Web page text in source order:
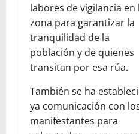
labores de vigilancia en
zona para garantizar la
tranquilidad de la
población y de quienes
transitan por esa rúa.
También se ha
ya comunicación con
manifestantes para